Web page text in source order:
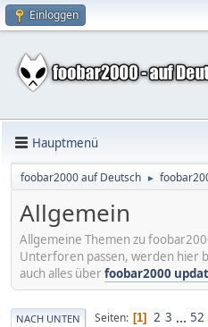
Einloggen
Hauptmenü
foobar2000 auf Deutsch ►
Allgemein
Allgemeine Themen zu
Unterforen passen, werden hier
auch alles über foobar2000
NACH UNTEN Seiten 1 2 3 ... 52